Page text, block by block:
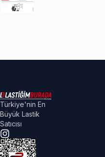
Türkiye'nin En
Büyük Lastik
Satıcısı